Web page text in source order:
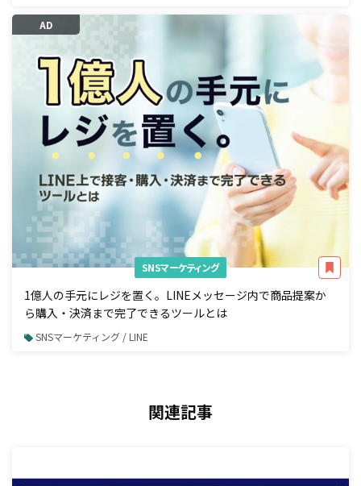
AD
SNSマーケティング
1億人の手元にレジを置く。LINEメッセージ内で商品提案か
ら購入・決済まで完了できるツールとは
SNSマーケティング / LINE
関連記事